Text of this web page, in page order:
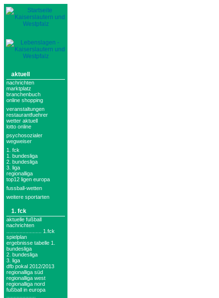
aktuell
nachrichten
marktplatz
branchenbuch
online shopping
veranstaltungen
restaurantfuehrer
wetter aktuell
lotto online
psychosozialer
wegweiser
1. fck
1. bundesliga
2. bundesliga
3. liga
regionalliga
top12 ligen europa
fussball-wetten
weitere sportarten
1. fck
aktuelle fußball
nachrichten
........................ 1.fck
spielplan
ergebnisse tabelle 1.
bundesliga
2. bundesliga
3. liga
dfb pokal 2012/2013
regionalliga süd
regionalliga west
regionalliga nord
fußball in europa